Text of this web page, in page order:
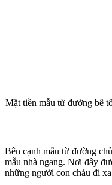
Mặt tiền mẫu từ đường bê
Bên cạnh mẫu từ đường
mẫu nhà ngang. Nơi đây
những người con cháu đi